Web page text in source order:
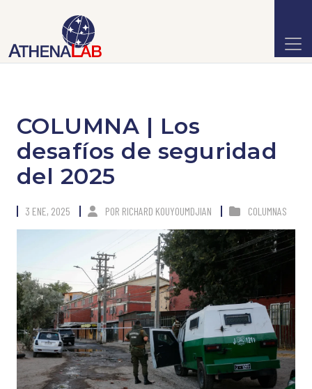
COLUMNA | Los
desafíos de seguridad
del 2025
3 ENE, 2025 POR RICHARD KOUYOUMDJIAN COLUMNAS